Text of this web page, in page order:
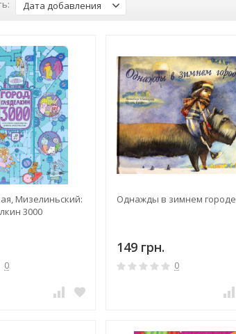
Дата добавления
Мизелиньский:
3000
0
Однажды в зимнем городе
149 грн.
0